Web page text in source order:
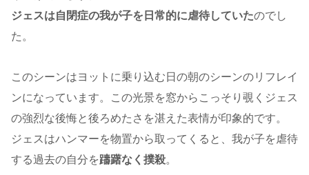
ジェスは自閉症の我が子を日常的に虐待していたのでし
た。
このシーンはヨットに乗り込む日の朝のシーンのリフレイ
ンになっています。この光景を窓からこっそり覗くジェス
の強烈な後悔と後ろめたさを湛えた表情が印象的です。
ジェスはハンマーを物置から取ってくると、我が子を虐待
する過去の自分を躊躇なく撲殺。